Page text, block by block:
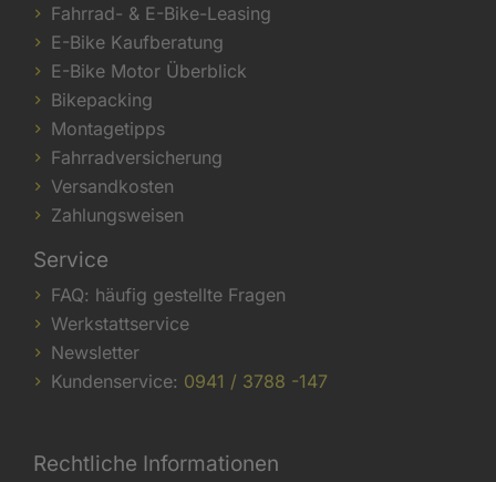
Fahrrad- & E-Bike-Leasing
E-Bike Kaufberatung
E-Bike Motor Überblick
Bikepacking
Montagetipps
Fahrradversicherung
Versandkosten
Zahlungsweisen
Service
FAQ: häufig gestellte Fragen
Werkstattservice
Newsletter
Kundenservice: 0941 / 3788 -147
Rechtliche Informationen